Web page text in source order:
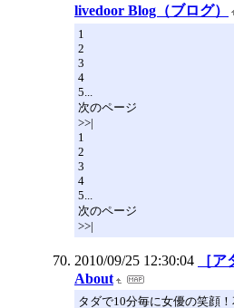
livedoor Blog（ブログ）
1
2
3
4
5...
次のページ
>>|
1
2
3
4
5...
次のページ
>>|
2010/09/25 12:30:04
［
About
タダで10分毎に女優の笑顔